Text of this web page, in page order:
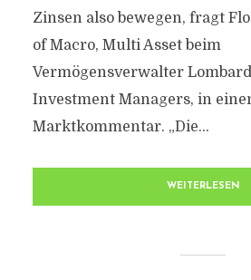
Zinsen also bewegen, fragt
of Macro, Multi Asset beim
Vermögensverwalter
Investment Managers, in
Marktkommentar. „Die...
WEITERLESEN